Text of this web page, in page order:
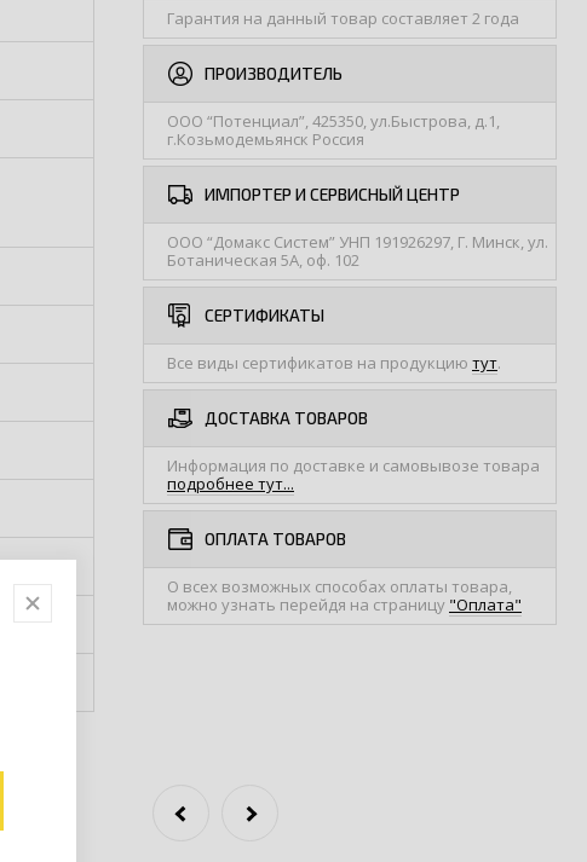
Гарантия на данный товар составляет 2 года
ПРОИЗВОДИТЕЛЬ
ООО “Потенциал”, 425350, ул.Быстрова, д.1,
г.Козьмодемьянск Россия
ИМПОРТЕР И СЕРВИСНЫЙ ЦЕНТР
ООО “Домакс Систем” УНП 191926297, Г. Минск, ул.
Ботаническая 5А, оф. 102
СЕРТИФИКАТЫ
Все виды сертификатов на продукцию тут.
ДОСТАВКА ТОВАРОВ
Информация по доставке и самовывозе товара
подробнее тут...
ОПЛАТА ТОВАРОВ
О всех возможных способах оплаты товара,
можно узнать перейдя на страницу "Оплата"